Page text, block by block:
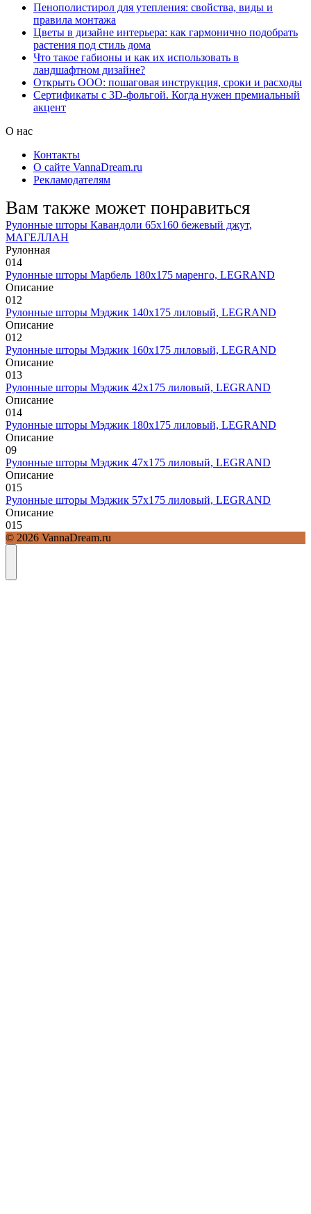
Пенополистирол для утепления: свойства, виды и
правила монтажа
Цветы в дизайне интерьера: как гармонично подобрать
растения под стиль дома
Что такое габионы и как их использовать в
ландшафтном дизайне?
Открыть ООО: пошаговая инструкция, сроки и расходы
Сертификаты с 3D-фольгой. Когда нужен премиальный
акцент
О нас
Контакты
О сайте VannaDream.ru
Рекламодателям
Вам также может понравиться
Рулонные шторы Кавандоли 65х160 бежевый джут,
МАГЕЛЛАН
Рулонная
014
Рулонные шторы Марбель 180х175 маренго, LEGRAND
Описание
012
Рулонные шторы Мэджик 140х175 лиловый, LEGRAND
Описание
012
Рулонные шторы Мэджик 160х175 лиловый, LEGRAND
Описание
013
Рулонные шторы Мэджик 42х175 лиловый, LEGRAND
Описание
014
Рулонные шторы Мэджик 180х175 лиловый, LEGRAND
Описание
09
Рулонные шторы Мэджик 47х175 лиловый, LEGRAND
Описание
015
Рулонные шторы Мэджик 57х175 лиловый, LEGRAND
Описание
015
© 2026 VannaDream.ru